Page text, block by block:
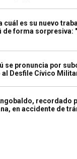
cuál es su nuevo
de forma sorpresiva:
se pronuncia por
Desfile Cívico
recordado
en accidente de